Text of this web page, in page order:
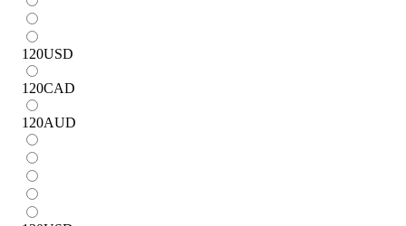
120USD
120CAD
120AUD